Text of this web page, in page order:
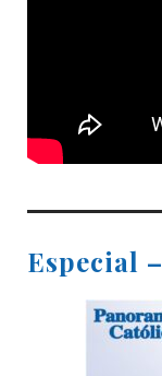
Especial